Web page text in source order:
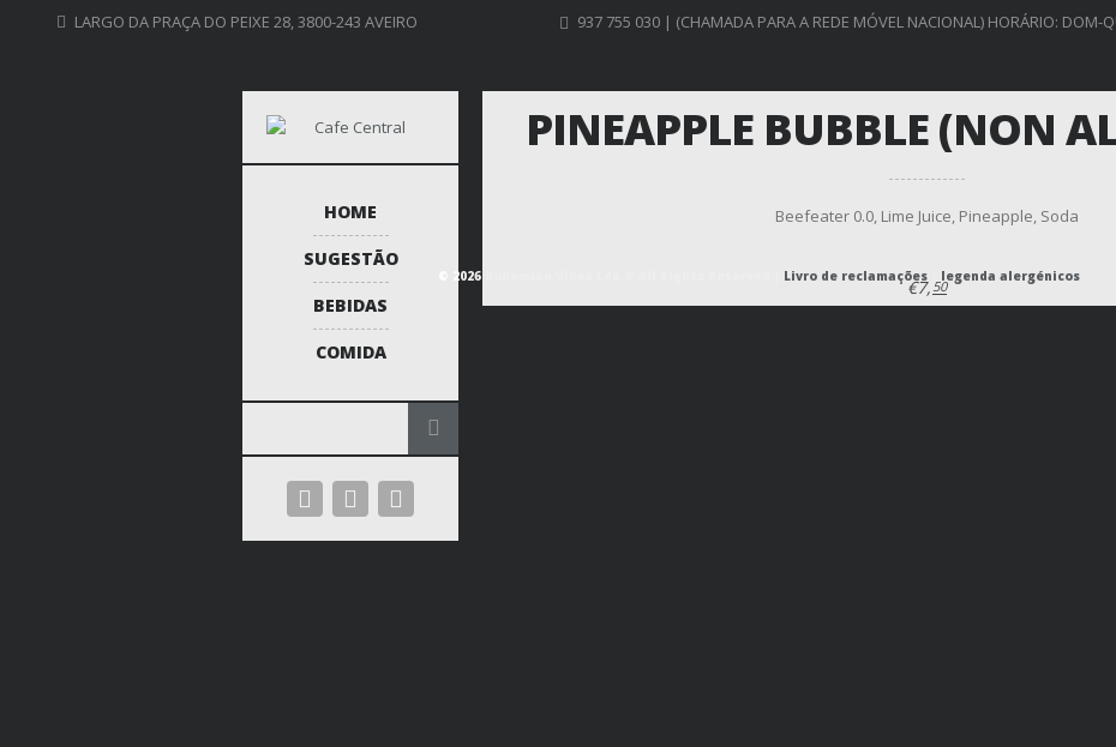
937 755 030 | (CHAMADA PARA A REDE MÓVEL NACIONAL) HORÁRIO: DOM-
LARGO DA PRAÇA DO PEIXE 28, 3800-243 AVEIRO
HOME
SUGESTÃO
BEBIDAS
COMIDA
PINEAPPLE BUBBLE (NON
Beefeater 0.0, Lime Juice, Pineapple, Soda
€7, 50
© 2026 Bohemian Vibes Lda ® All Rights Reserved | Livro de reclamações legenda alergénicos